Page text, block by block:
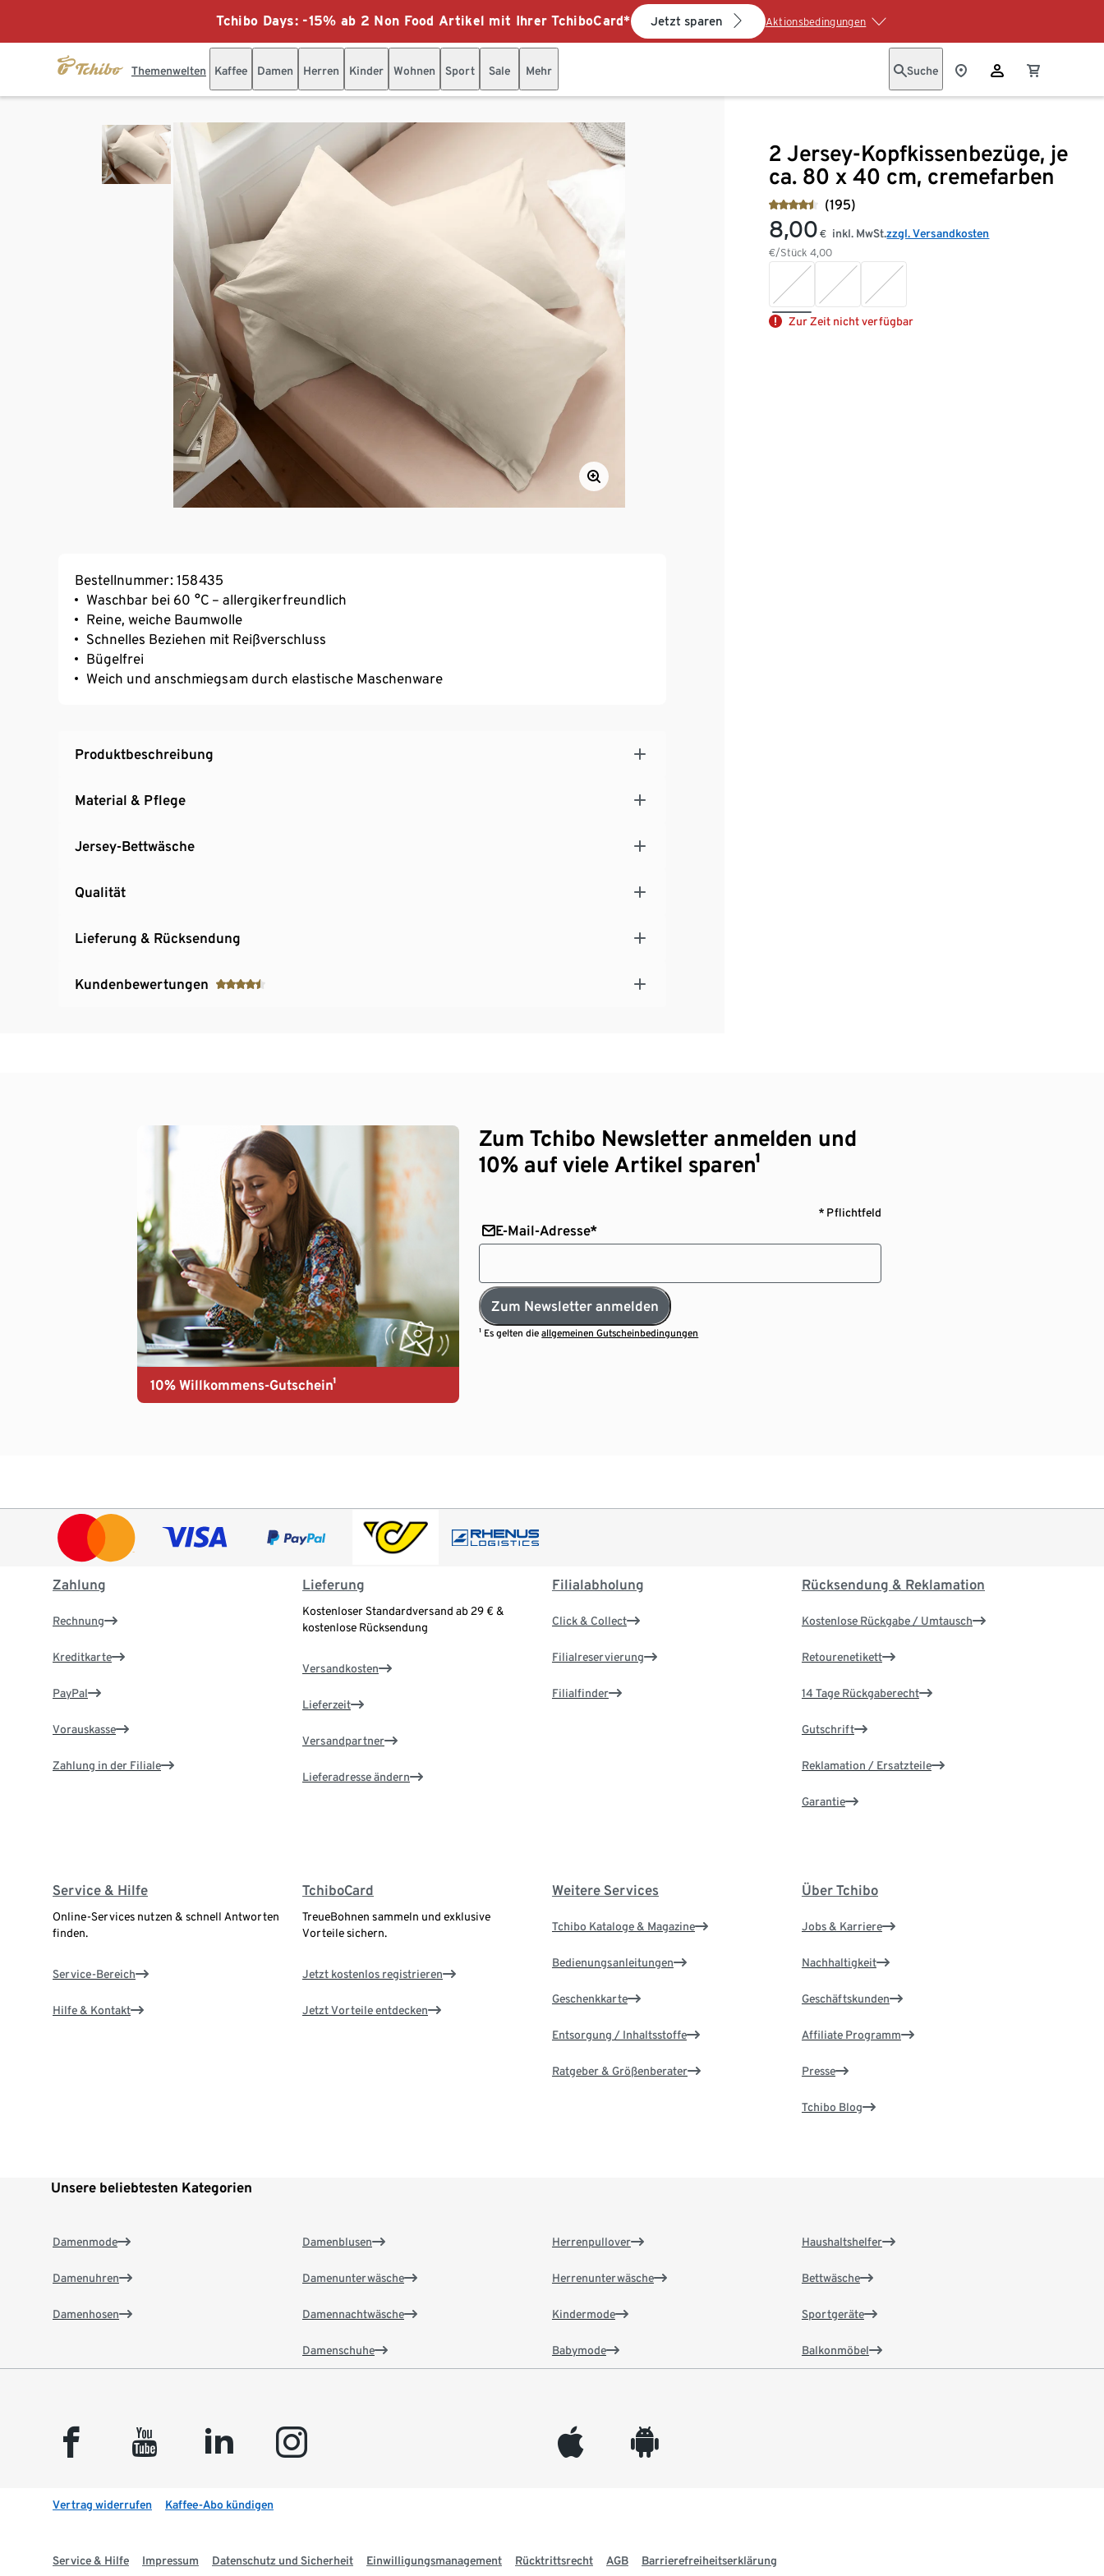
Tchibo Days: -15% ab 2 Non Food Artikel mit Ihrer TchiboCard* Jetzt sparen Aktionsbedingungen
Themenwelten Kaffee Damen Herren Kinder Wohnen Sport Sale Mehr Suche
2 Jersey-Kopfkissenbezüge, je
ca. 80 x 40 cm, cremefarben
(195)
8,00 €
€/Stück4,00
inkl. MwSt.zzgl. Versandkosten
Zur Zeit nicht verfügbar
Bestellnummer: 158435
Waschbar bei 60 °C – allergikerfreundlich
Reine, weiche Baumwolle
Schnelles Beziehen mit Reißverschluss
Bügelfrei
Weich und anschmiegsam durch elastische Maschenware
Produktbeschreibung
Material & Pflege
Jersey-Bettwäsche
Qualität
Lieferung & Rücksendung
Kundenbewertungen
10% Willkommens-Gutschein¹
Zum Tchibo Newsletter anmelden und
10% auf viele Artikel sparen¹
* Pflichtfeld
E-Mail-Adresse*
Zum Newsletter anmelden
¹ Es gelten dieallgemeinen Gutscheinbedingungen
Zahlung
Rechnung
Kreditkarte
PayPal
Vorauskasse
Zahlung in der Filiale
Lieferung
Kostenloser Standardversand ab 29 € &
kostenlose Rücksendung
Versandkosten
Lieferzeit
Versandpartner
Lieferadresse ändern
Filialabholung
Click & Collect
Filialreservierung
Filialfinder
Rücksendung & Reklamation
Kostenlose Rückgabe / Umtausch
Retourenetikett
14 Tage Rückgaberecht
Gutschrift
Reklamation / Ersatzteile
Garantie
Service & Hilfe
Online-Services nutzen & schnell Antworten
finden.
Service-Bereich
Hilfe & Kontakt
TchiboCard
TreueBohnen sammeln und exklusive
Vorteile sichern.
Jetzt kostenlos registrieren
Jetzt Vorteile entdecken
Weitere Services
Tchibo Kataloge & Magazine
Bedienungsanleitungen
Geschenkkarte
Entsorgung / Inhaltsstoffe
Ratgeber & Größenberater
Über Tchibo
Jobs & Karriere
Nachhaltigkeit
Geschäftskunden
Affiliate Programm
Presse
Tchibo Blog
Unsere beliebtesten Kategorien
Damenmode
Damenuhren
Damenhosen
Damenblusen
Damenunterwäsche
Damennachtwäsche
Damenschuhe
Herrenpullover
Herrenunterwäsche
Kindermode
Babymode
Haushaltshelfer
Bettwäsche
Sportgeräte
Balkonmöbel
facebook youtube linkedin instagram appleinc android
Vertrag widerrufen Kaffee-Abo kündigen
Service & Hilfe Impressum Datenschutz und Sicherheit Einwilligungsmanagement Rücktrittsrecht AGB Barrierefreiheitserklärung